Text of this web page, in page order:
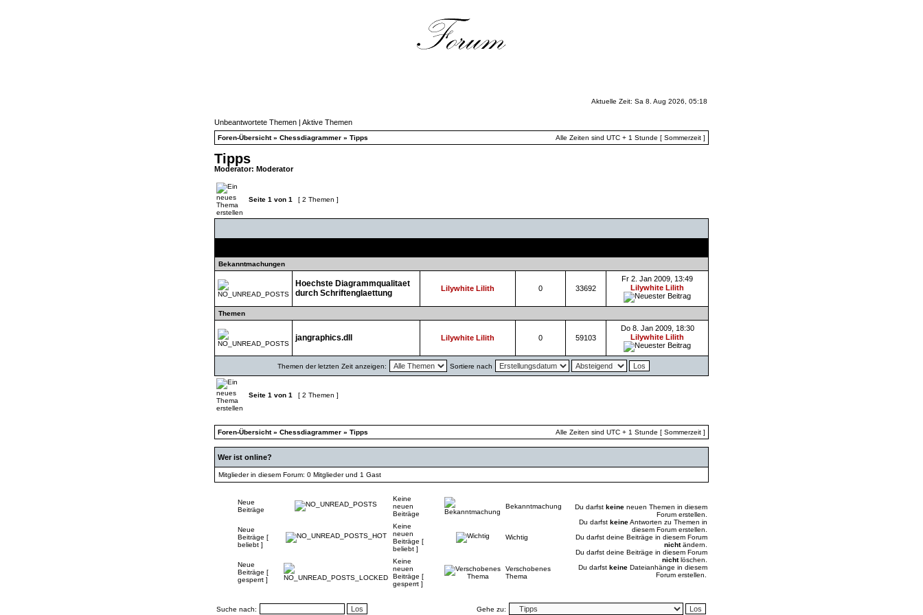
Aktuelle Zeit: Sa 8. Aug 2026, 05:18
Unbeantwortete Themen | Aktive Themen
Foren-Übersicht» Chessdiagrammer » Tipps Alle Zeiten sind UTC + 1 Stunde [ Sommerzeit ]
Tipps
Moderator: Moderator
Seite 1 von 1 [ 2 Themen ]
Bekanntmachungen
Hoechste Diagrammqualitaet
durch Schriftenglaettung
Lilywhite Lilith 0 33692
Fr 2. Jan 2009, 13:49
Lilywhite Lilith
Themen
jangraphics.dll Lilywhite Lilith 0 59103
Do 8. Jan 2009, 18:30
Lilywhite Lilith
Themen der letzten Zeit anzeigen: Sortiere nach
Seite 1 von 1 [ 2 Themen ]
Foren-Übersicht» Chessdiagrammer » Tipps Alle Zeiten sind UTC + 1 Stunde [ Sommerzeit ]
Wer ist online?
Mitglieder in diesem Forum: 0 Mitglieder und 1 Gast
Neue
Beiträge
Keine
neuen
Beiträge
Bekanntmachung
Neue
Beiträge [
beliebt ]
Keine
neuen
Beiträge [
beliebt ]
Wichtig
Neue
Beiträge [
gesperrt ]
Keine
neuen
Beiträge [
gesperrt ]
Verschobenes
Thema
Du darfst keine neuen Themen in diesem
Forum erstellen.
Du darfst keineAntworten zu Themen in
diesem Forum erstellen.
Du darfst deine Beiträge in diesem Forum
nichtändern.
Du darfst deine Beiträge in diesem Forum
nichtlöschen.
Du darfst keine Dateianhänge in diesem
Forum erstellen.
Suche nach: Gehe zu: